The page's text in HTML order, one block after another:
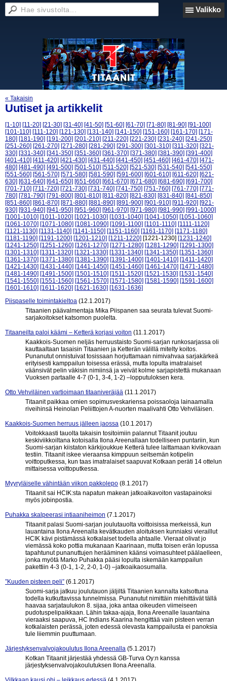
Valikko
« Takaisin
Uutiset ja artikkelit
[1-10] [11-20] [21-30] [31-40] [41-50] [51-60] [61-70] [71-80] [81-90] [91-100]
[101-110] [111-120] [121-130] [131-140] [141-150] [151-160] [161-170] [171-
180] [181-190] [191-200] [201-210] [211-220] [221-230] [231-240] [241-250]
[251-260] [261-270] [271-280] [281-290] [291-300] [301-310] [311-320] [321-
330] [331-340] [341-350] [351-360] [361-370] [371-380] [381-390] [391-400]
[401-410] [411-420] [421-430] [431-440] [441-450] [451-460] [461-470] [471-
480] [481-490] [491-500] [501-510] [511-520] [521-530] [531-540] [541-550]
[551-560] [561-570] [571-580] [581-590] [591-600] [601-610] [611-620] [621-
630] [631-640] [641-650] [651-660] [661-670] [671-680] [681-690] [691-700]
[701-710] [711-720] [721-730] [731-740] [741-750] [751-760] [761-770] [771-
780] [781-790] [791-800] [801-810] [811-820] [821-830] [831-840] [841-850]
[851-860] [861-870] [871-880] [881-890] [891-900] [901-910] [911-920] [921-
930] [931-940] [941-950] [951-960] [961-970] [971-980] [981-990] [991-1000]
[1001-1010] [1011-1020] [1021-1030] [1031-1040] [1041-1050] [1051-1060]
[1061-1070] [1071-1080] [1081-1090] [1091-1100] [1101-1110] [1111-1120]
[1121-1130] [1131-1140] [1141-1150] [1151-1160] [1161-1170] [1171-1180]
[1181-1190] [1191-1200] [1201-1210] [1211-1220] [1221-1230] [1231-1240]
[1241-1250] [1251-1260] [1261-1270] [1271-1280] [1281-1290] [1291-1300]
[1301-1310] [1311-1320] [1321-1330] [1331-1340] [1341-1350] [1351-1360]
[1361-1370] [1371-1380] [1381-1390] [1391-1400] [1401-1410] [1411-1420]
[1421-1430] [1431-1440] [1441-1450] [1451-1460] [1461-1470] [1471-1480]
[1481-1490] [1491-1500] [1501-1510] [1511-1520] [1521-1530] [1531-1540]
[1541-1550] [1551-1560] [1561-1570] [1571-1580] [1581-1590] [1591-1600]
[1601-1610] [1611-1620] [1621-1630] [1631-1636]
Piispaselle toimintakieltoa (12.1.2017)
Titaanien päävalmentaja Mika Piispanen saa seurata tulevat Suomi-
sarjakoitokset katsomon puolelta.
Titaaneilta paloi käämi – Ketterä korjasi voiton (11.1.2017)
Kaakkois-Suomen neljäs herruustaisto Suomi-sarjan runkosarjassa oli
kauttaaltaan tasaisin Titaanien ja Ketterän välillä mitelty koitos.
Punanutut onnistuivat tosissaan horjuttamaan nimivahvaa sarjakärkeä
erityisesti kamppailun toisessa erässä, mutta lopulta imatralaiset
väänsivät pelin väkisin nimiinsä ja veivät kolme sarjapistettä mukanaan
Vuoksen partaalle 4-7 (0-1, 3-4, 1-2) –lopputuloksen kera.
Otto Vehviläinen vartioimaan titaaniveräjää (11.1.2017)
Titaanit paikkaa omien sopimusveskariensa poissaoloja lainaamalla
riveihinsä Heinolan Peliittojen A-nuorten maalivahti Otto Vehviläisen.
Kaakkois-Suomen herruus jälleen jaossa (10.1.2017)
Voitokkaasti tauolta takaisin tositoimiin palannut Titaanit joutuu
keskiviikkoiltana kotoisalla Ilona Areenallaan todelliseen puntariin, kun
Suomi-sarjan kiistaton kärkijoukkue Ketterä tulee laittamaan kivikovaan
testiin. Titaanit iskee vieraansa kimppuun seitsemän kotipelin
voittoputkessa, kun taas imatralaiset saapuvat Kotkaan peräti 14 ottelun
mittaisessa voittoputkessa.
Myyryläiselle vähintään viikon pakkolepo (8.1.2017)
Titaanit sai HCIK:sta napatun makean jatkoaikavoiton vastapainoksi
myös jobinpostia.
Puhakka skalpeerasi intiaaniheimon (7.1.2017)
Titaanit palasi Suomi-sarjan joulutauolta voittoisissa merkeissä, kun
lauantaina Ilona Areenalla kevätkauden aloituksen kunniaksi vieraillut
HCIK kävi pistämässä kotkalaiset todella ahtaalle. Vieraat olivat jo
viemässä koko pottia mukanaan Kaarinaan, mutta toisen erän lopussa
tapahtunut punanuttujen herääminen käänsi voimasuhteet päälaelleen,
jonka myötä Marko Puhakka pääsi lopulta iskemään kamppailun
pakettiin 4-3 (0-1, 1-2, 2-0, 1-0) –jatkoaikaosumalla.
”Kuuden pisteen peli” (6.1.2017)
Suomi-sarja jatkuu joulutauon jäljiltä Titaanien kannalta katsottuna
todella kutkuttavissa tunnelmissa. Punanutut nimittäin miehittävät tällä
haavaa sarjataulukon 8. sijaa, joka antaa oikeuden viimeiseen
pudotuspelipaikkaan. Lähin takaa-ajaja, Ilona Areenalle lauantaina
vieraaksi saapuva, HC Indians Kaarina hengittää vain pisteen verran
kotkalaisten perässä, joten edessä olevasta kamppailusta ei panoksia
tule liiemmin puuttumaan.
Järjestyksenvalvojakoulutus Ilona Areenalla (5.1.2017)
Kotkan Titaanit järjestää yhdessä GB-Turva Oy:n kanssa
järjestyksenvalvojakoulutuksen Ilona Areenalla.